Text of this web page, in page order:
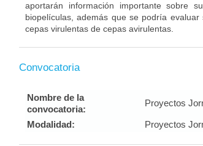
aportarán información importante sobre
biopelículas, además que se podría
cepas virulentas de cepas avirulentas.
Convocatoria
Nombre de la
convocatoria:
Proyectos
Modalidad: Proyectos